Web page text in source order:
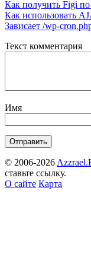
Как получить Figi
Как использовать
Зависает /wp-
Текст комментария
Имя
© 2006-2026
ставьте ссылку.
О сайте Карта